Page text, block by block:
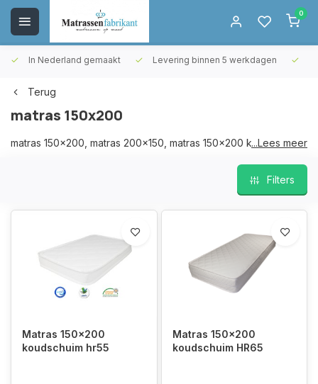
0
In Nederland gemaakt Levering binnen 5 werkdagen
Terug
matras 150x200
matras 150x200, matras 200x150, matras 150x200 koudschuim,
...Lees meer
Filters
Matras 150x200
koudschuim hr55
Matras 150x200
koudschuim HR65